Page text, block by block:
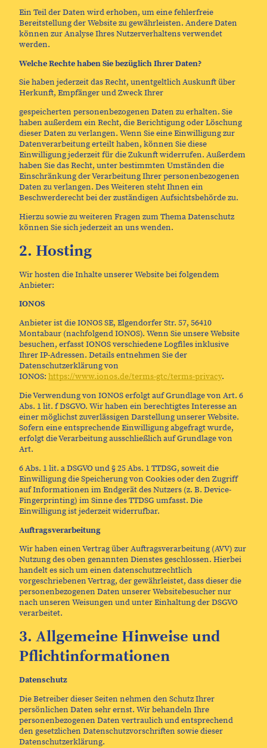
Ein Teil der Daten wird erhoben, um eine fehlerfreie
Bereitstellung der Website zu gewährleisten. Andere Daten
können zur Analyse Ihres Nutzerverhaltens verwendet
werden.
Welche Rechte haben Sie bezüglich Ihrer Daten?
Sie haben jederzeit das Recht, unentgeltlich Auskunft über
Herkunft, Empfänger und Zweck Ihrer
gespeicherten personenbezogenen Daten zu erhalten. Sie
haben außerdem ein Recht, die Berichtigung oder Löschung
dieser Daten zu verlangen. Wenn Sie eine Einwilligung zur
Datenverarbeitung erteilt haben, können Sie diese
Einwilligung jederzeit für die Zukunft widerrufen. Außerdem
haben Sie das Recht, unter bestimmten Umständen die
Einschränkung der Verarbeitung Ihrer personenbezogenen
Daten zu verlangen. Des Weiteren steht Ihnen ein
Beschwerderecht bei der zuständigen Aufsichtsbehörde zu.
Hierzu sowie zu weiteren Fragen zum Thema Datenschutz
können Sie sich jederzeit an uns wenden.
2. Hosting
Wir hosten die Inhalte unserer Website bei folgendem
Anbieter:
IONOS
Anbieter ist die IONOS SE, Elgendorfer Str. 57, 56410
Montabaur (nachfolgend IONOS). Wenn Sie unsere Website
besuchen, erfasst IONOS verschiedene Logfiles inklusive
Ihrer IP-Adressen. Details entnehmen Sie der
Datenschutzerklärung von
IONOS: https://www.ionos.de/terms-gtc/terms-privacy.
Die Verwendung von IONOS erfolgt auf Grundlage von Art. 6
Abs. 1 lit. f DSGVO. Wir haben ein berechtigtes Interesse an
einer möglichst zuverlässigen Darstellung unserer Website.
Sofern eine entsprechende Einwilligung abgefragt wurde,
erfolgt die Verarbeitung ausschließlich auf Grundlage von
Art.
6 Abs. 1 lit. a DSGVO und § 25 Abs. 1 TTDSG, soweit die
Einwilligung die Speicherung von Cookies oder den Zugriff
auf Informationen im Endgerät des Nutzers (z. B. Device-
Fingerprinting) im Sinne des TTDSG umfasst. Die
Einwilligung ist jederzeit widerrufbar.
Auftragsverarbeitung
Wir haben einen Vertrag über Auftragsverarbeitung (AVV) zur
Nutzung des oben genannten Dienstes geschlossen. Hierbei
handelt es sich um einen datenschutzrechtlich
vorgeschriebenen Vertrag, der gewährleistet, dass dieser die
personenbezogenen Daten unserer Websitebesucher nur
nach unseren Weisungen und unter Einhaltung der DSGVO
verarbeitet.
3. Allgemeine Hinweise und
Pflichtinformationen
Datenschutz
Die Betreiber dieser Seiten nehmen den Schutz Ihrer
persönlichen Daten sehr ernst. Wir behandeln Ihre
personenbezogenen Daten vertraulich und entsprechend
den gesetzlichen Datenschutzvorschriften sowie dieser
Datenschutzerklärung.